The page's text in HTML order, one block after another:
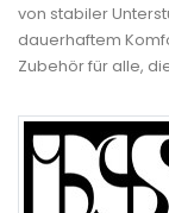
von stabiler
dauerhaftem
Zubehör für alle,